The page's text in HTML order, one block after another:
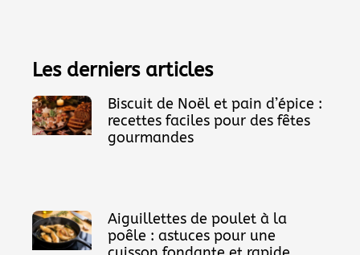
Les derniers articles
Biscuit de Noël et pain d’épice :
recettes faciles pour des fêtes
gourmandes
Aiguillettes de poulet à la
poêle : astuces pour une